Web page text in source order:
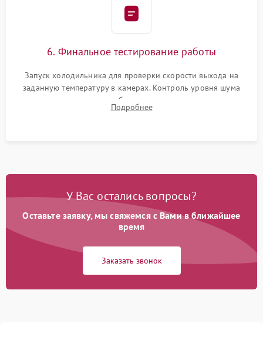
6. Финальное тестирование работы
Запуск холодильника для проверки скорости выхода на
заданную температуру в камерах. Контроль уровня шума
компрессора, отсутствия обмерзания стенок и корректного
срабатывания системы автоматической оттайки.
Подробнее
У Вас остались вопросы?
Оставьте заявку, мы свяжемся с Вами в ближайшее
время
Заказать звонок